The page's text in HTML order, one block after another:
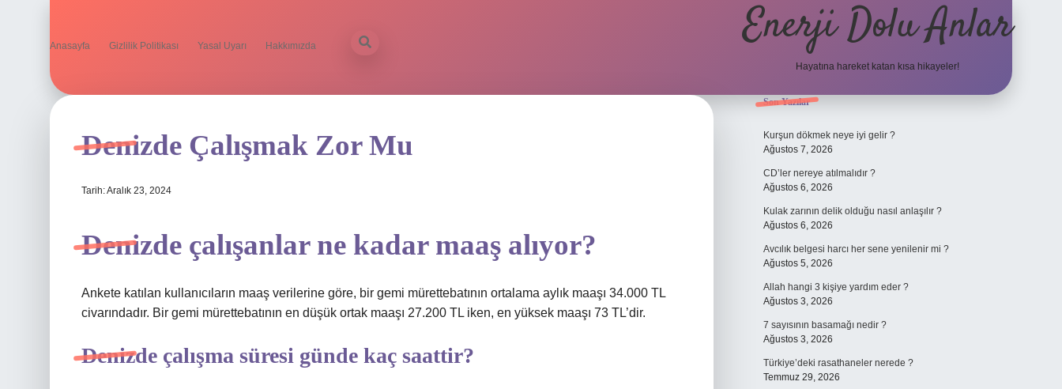
Anasayfa Gizlilik Politikası Yasal Uyarı Hakkımızda Enerji Dolu Anlar
Hayatına hareket katan kısa hikayeler!
Denizde Çalışmak Zor Mu
Tarih: Aralık 23, 2024
Denizde çalışanlar ne kadar maaş alıyor?
Ankete katılan kullanıcıların maaş verilerine göre, bir gemi mürettebatının ortalama aylık maaşı 34.000 TL
civarındadır. Bir gemi mürettebatının en düşük ortak maaşı 27.200 TL iken, en yüksek maaşı 73 TL’dir.
Denizde çalışma süresi günde kaç saattir?
Sidebar
Son Yazılar
Kurşun dökmek neye iyi gelir ?
Ağustos 7, 2026
CD’ler nereye atılmalıdır ?
Ağustos 6, 2026
Kulak zarının delik olduğu nasıl anlaşılır ?
Ağustos 6, 2026
Avcılık belgesi harcı her sene yenilenir mi ?
Ağustos 5, 2026
Allah hangi 3 kişiye yardım eder ?
Ağustos 3, 2026
7 sayısının basamağı nedir ?
Ağustos 3, 2026
Türkiye’deki rasathaneler nerede ?
Temmuz 29, 2026